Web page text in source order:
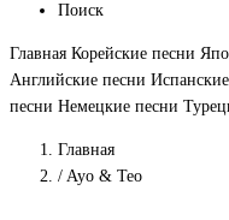
Поиск
Главная Корейские песни
Английские песни
песни Немецкие песни
Главная
/ Ayo & Teo